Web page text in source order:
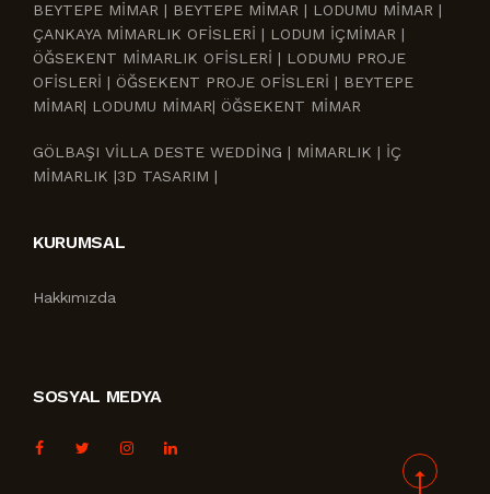
BEYTEPE MİMAR | BEYTEPE MİMAR | LODUMU MİMAR |
ÇANKAYA MİMARLIK OFİSLERİ | LODUM İÇMİMAR |
ÖĞSEKENT MİMARLIK OFİSLERİ | LODUMU PROJE
OFİSLERİ | ÖĞSEKENT PROJE OFİSLERİ | BEYTEPE
MİMAR| LODUMU MİMAR| ÖĞSEKENT MİMAR
GÖLBAŞI VİLLA DESTE WEDDİNG | MİMARLIK | İÇ
MİMARLIK |3D TASARIM |
KURUMSAL
Hakkımızda
SOSYAL MEDYA